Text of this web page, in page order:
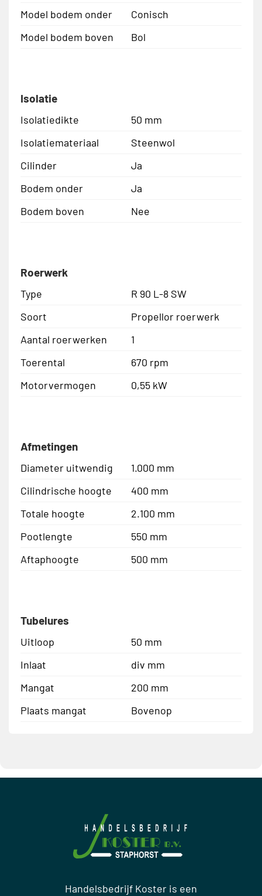
Model bodem onder
Conisch
Model bodem boven
Bol
Isolatie
Isolatiedikte
50 mm
Isolatiemateriaal
Steenwol
Cilinder
Ja
Bodem onder
Ja
Bodem boven
Nee
Roerwerk
Type
R 90 L-8 SW
Soort
Propellor roerwerk
Aantal roerwerken
1
Toerental
670 rpm
Motorvermogen
0,55 kW
Afmetingen
Diameter uitwendig
1.000 mm
Cilindrische hoogte
400 mm
Totale hoogte
2.100 mm
Pootlengte
550 mm
Aftaphoogte
500 mm
Tubelures
Uitloop
50 mm
Inlaat
div mm
Mangat
200 mm
Plaats mangat
Bovenop
Handelsbedrijf Koster is een